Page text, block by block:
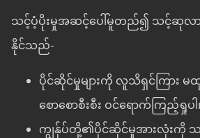
သင့်ပံ့ပိုးမှုအဆင့်ပေါ်မူတည်၍ သင့်ဆုလာဘ်
နိုင်သည်-
ပိုင်ဆိုင်မှုများကို လူသိရှင်ကြား မ
စောစောစီးစီး ဝင်ရောက်ကြည့်ရှုပါ
ကျွန်ုပ်တို့၏ပိုင်ဆိုင်မှုအားလုံးကို သ